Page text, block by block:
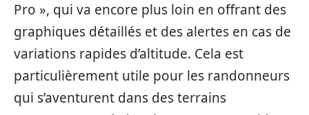
Pro », qui va encore plus loin en offrant des
graphiques détaillés et des alertes en cas de
variations rapides d’altitude. Cela est
particulièrement utile pour les randonneurs
qui s’aventurent dans des terrains